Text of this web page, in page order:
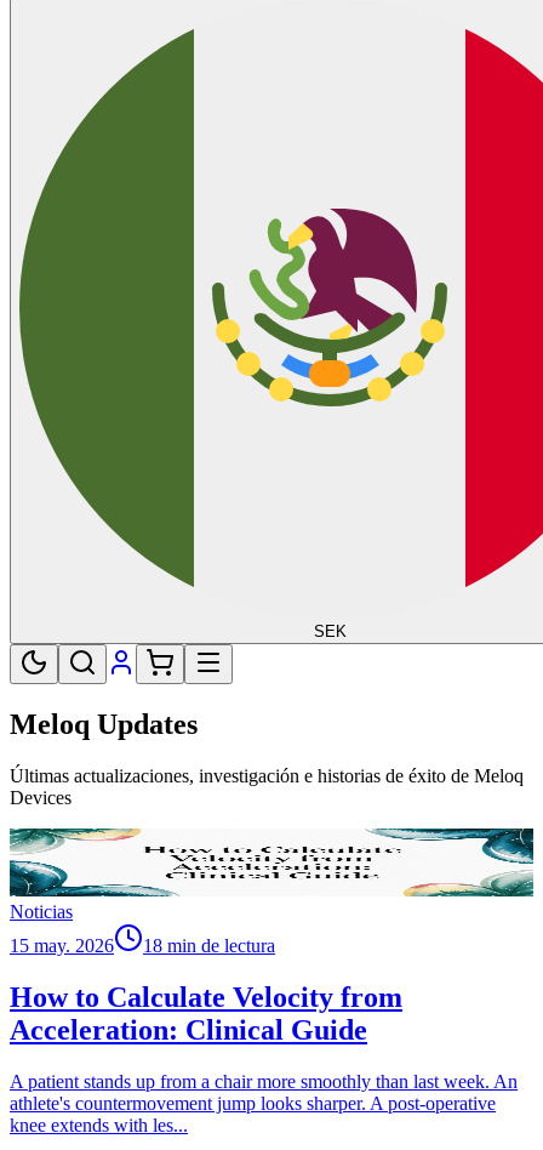
SEK
Meloq Updates
Últimas actualizaciones, investigación e historias de éxito de Meloq
Devices
Noticias
15 may. 2026
18 min de lectura
How to Calculate Velocity from
Acceleration: Clinical Guide
A patient stands up from a chair more smoothly than last week. An
athlete's countermovement jump looks sharper. A post-operative
knee extends with les...